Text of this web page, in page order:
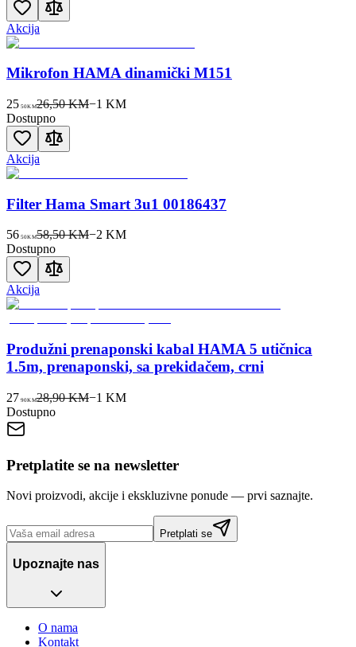
Akcija
Mikrofon HAMA dinamički M151
25 50KM26,50 KM−1 KM
Dostupno
Akcija
Filter Hama Smart 3u1 00186437
56 50KM58,50 KM−2KM
Dostupno
Akcija
Produžni prenaponski kabal HAMA 5 utičnica
1.5m, prenaponski, sa prekidačem, crni
27 90KM28,90 KM−1 KM
Dostupno
Pretplatite se na newsletter
Novi proizvodi, akcije i ekskluzivne ponude — prvi saznajte.
Pretplati se
Upoznajte nas
O nama
Kontakt